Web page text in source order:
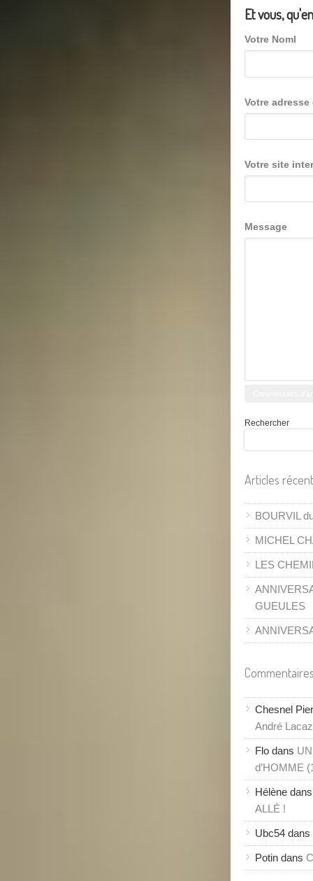
Et vous,
Votre Noml
Votre adresse
Votre site
Message
Rechercher
Articles
BOURVIL
MICHEL
LES
GUEULES
Chesnel
André
Flo dans
d’HOMME
Hélène
ALLÉ !
Ubc54 dans
Potin dans